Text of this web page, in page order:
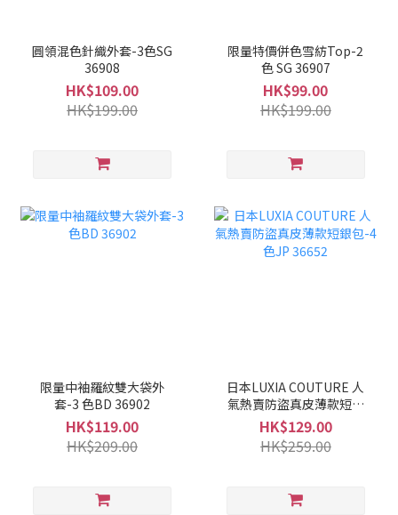
圓領混色針織外套-3色SG
36908
HK$109.00
HK$199.00
限量特價併色雪紡Top-2
色 SG 36907
HK$99.00
HK$199.00
限量中袖羅紋雙大袋外
套-3 色BD 36902
HK$119.00
HK$209.00
日本LUXIA COUTURE 人
氣熱賣防盜真皮薄款短銀
包-4色JP 36652
HK$129.00
HK$259.00